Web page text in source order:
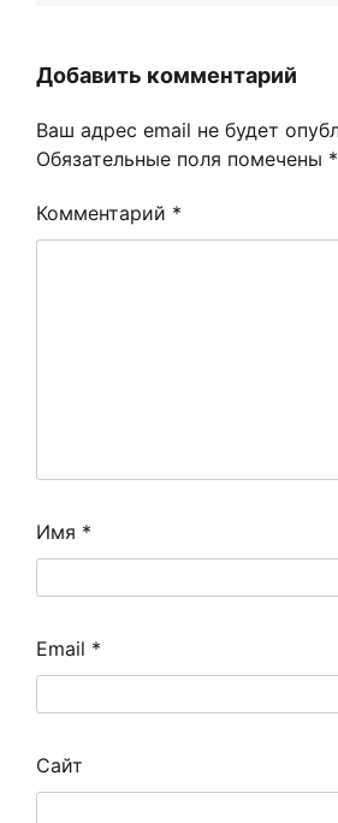
Добавить комментарий
Ваш адрес email не будет
Обязательные поля помечены *
Комментарий *
Имя *
Email *
Сайт